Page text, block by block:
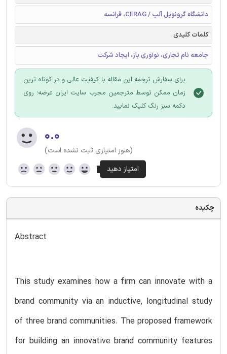
دانشگاه گرونوبل آلپ / CERAG، فرانسه
کلمات کلیدی
جامعه نام تجاری، نوآوری باز، ایجاد شرکت
برای سفارش ترجمه این مقاله با کیفیت عالی و در کوتاه ترین
زمان ممکن توسط مترجمین مجرب سایت ایران عرضه؛ روی
دکمه سبز رنگ کلیک نمایید.
۰.۰
(هنوز امتیازی ثبت نشده است)
چکیده
Abstract
This study examines how a firm can innovate with a
brand community via an inductive, longitudinal study
of three brand communities. The proposed framework
for building an innovative brand community features